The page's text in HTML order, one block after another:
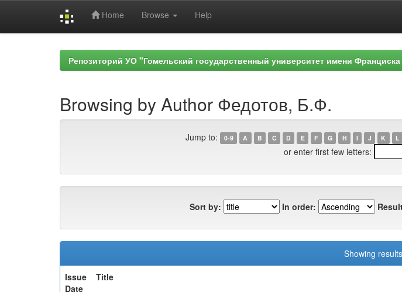
Home Browse Help
Репозиторий УО "Гомельский государственный университет имени
Browsing by Author Федотов, Б.Ф.
Jump to: 0-9 A B C D E F G H I J K L
or enter first few letters:
Sort by: In order:
Showing
Issue
Date
Title